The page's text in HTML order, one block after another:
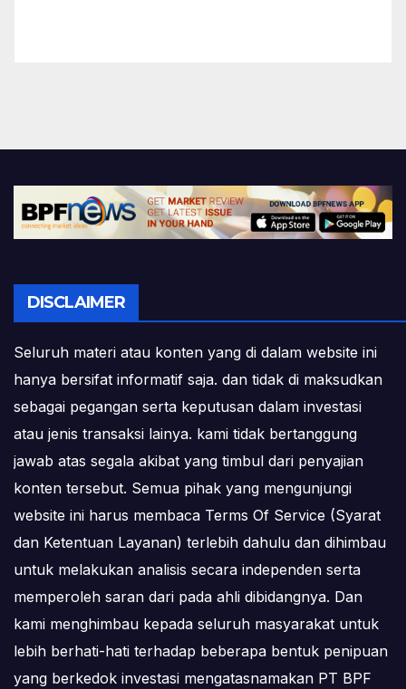
DISCLAIMER
Seluruh materi atau konten yang di dalam website ini
hanya bersifat informatif saja. dan tidak di maksudkan
sebagai pegangan serta keputusan dalam investasi
atau jenis transaksi lainya. kami tidak bertanggung
jawab atas segala akibat yang timbul dari penyajian
konten tersebut. Semua pihak yang mengunjungi
website ini harus membaca Terms Of Service (Syarat
dan Ketentuan Layanan) terlebih dahulu dan dihimbau
untuk melakukan analisis secara independen serta
memperoleh saran dari pada ahli dibidangnya. Dan
kami menghimbau kepada seluruh masyarakat untuk
lebih berhati-hati terhadap beberapa bentuk penipuan
yang berkedok investasi mengatasnamakan PT BPF